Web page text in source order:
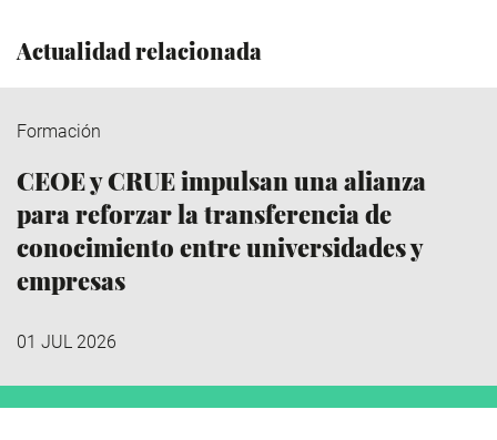
Actualidad relacionada
Formación
CEOE y CRUE impulsan una alianza
para reforzar la transferencia de
conocimiento entre universidades y
empresas
01 JUL 2026